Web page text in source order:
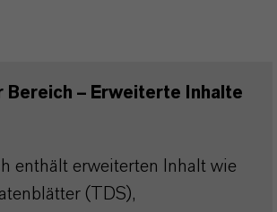
Bereich – Erweiterte Inhalte
enthält erweiterten Inhalt wie
(TDS),